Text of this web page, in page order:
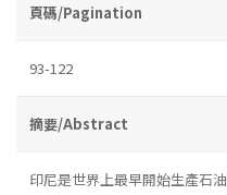
頁碼/Pagination
93-122
摘要/Abstract
印尼是世界上最早開始生產石